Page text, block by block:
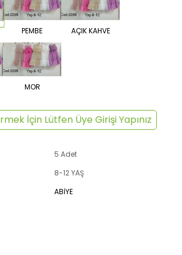
PEMBE AÇIK KAHVE
MOR
İçin Lütfen Üye Girişi Yapınız
5 Adet
8-12 YAŞ
ABİYE